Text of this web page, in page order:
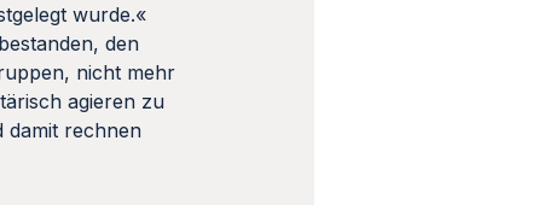
wurde.«
den
nicht mehr
agieren zu
damit rechnen